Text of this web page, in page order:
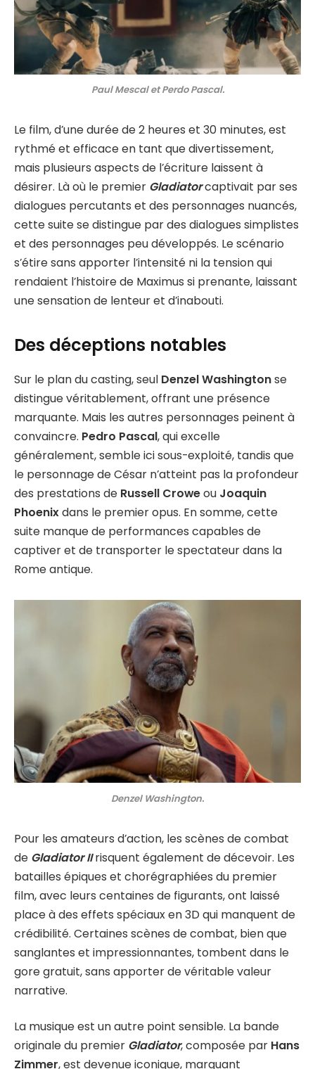
Paul Mescal et Perdo Pascal.
Le film, d’une durée de 2 heures et 30 minutes, est
rythmé et efficace en tant que divertissement,
mais plusieurs aspects de l’écriture laissent à
désirer. Là où le premier Gladiatorcaptivait par ses
dialogues percutants et des personnages nuancés,
cette suite se distingue par des dialogues simplistes
et des personnages peu développés. Le scénario
s’étire sans apporter l’intensité ni la tension qui
rendaient l’histoire de Maximus si prenante, laissant
une sensation de lenteur et d’inabouti.
Des déceptions notables
Sur le plan du casting, seul Denzel Washingtonse
distingue véritablement, offrant une présence
marquante. Mais les autres personnages peinent à
convaincre. Pedro Pascal, qui excelle
généralement, semble ici sous-exploité, tandis que
le personnage de César n’atteint pas la profondeur
des prestations de Russell Croweou Joaquin
Phoenixdans le premier opus. En somme, cette
suite manque de performances capables de
captiver et de transporter le spectateur dans la
Rome antique.
Denzel Washington.
Pour les amateurs d’action, les scènes de combat
de Gladiator IIrisquent également de décevoir. Les
batailles épiques et chorégraphiées du premier
film, avec leurs centaines de figurants, ont laissé
place à des effets spéciaux en 3D qui manquent de
crédibilité. Certaines scènes de combat, bien que
sanglantes et impressionnantes, tombent dans le
gore gratuit, sans apporter de véritable valeur
narrative.
La musique est un autre point sensible. La bande
originale du premier Gladiator, composée par Hans
Zimmer, est devenue iconique, marquant